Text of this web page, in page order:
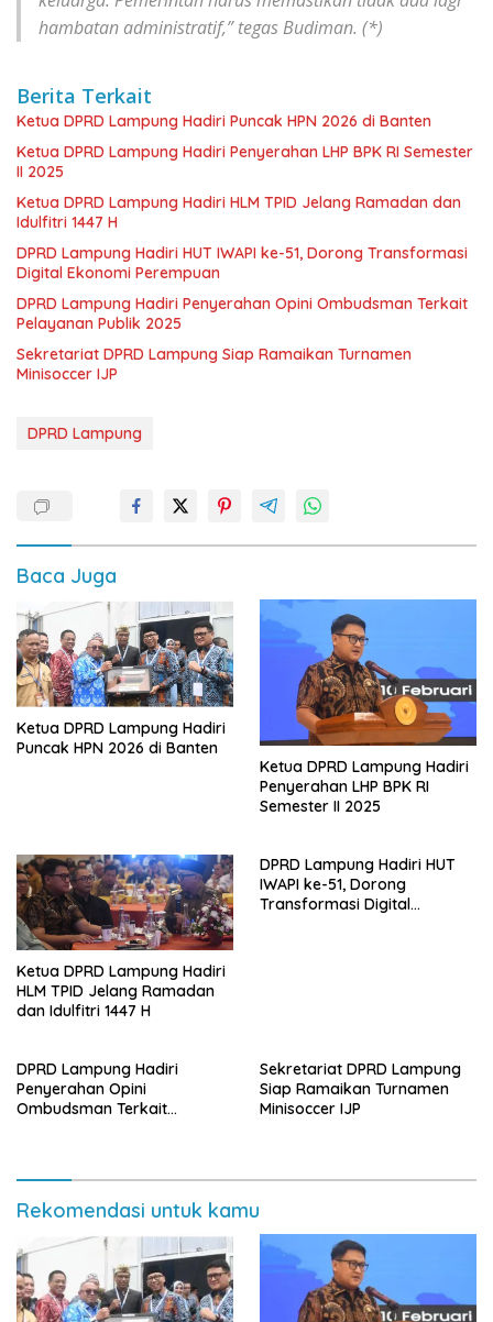
hambatan administratif,” tegas Budiman. (*)
Berita Terkait
Ketua DPRD Lampung Hadiri Puncak HPN 2026 di Banten
Ketua DPRD Lampung Hadiri Penyerahan LHP BPK RI Semester
II 2025
Ketua DPRD Lampung Hadiri HLM TPID Jelang Ramadan dan
Idulfitri 1447 H
DPRD Lampung Hadiri HUT IWAPI ke-51, Dorong Transformasi
Digital Ekonomi Perempuan
DPRD Lampung Hadiri Penyerahan Opini Ombudsman Terkait
Pelayanan Publik 2025
Sekretariat DPRD Lampung Siap Ramaikan Turnamen
Minisoccer IJP
DPRD Lampung
Baca Juga
Ketua DPRD Lampung Hadiri
Puncak HPN 2026 di Banten
Ketua DPRD Lampung Hadiri
Penyerahan LHP BPK RI
Semester II 2025
Ketua DPRD Lampung Hadiri
HLM TPID Jelang Ramadan
dan Idulfitri 1447 H
DPRD Lampung Hadiri HUT
IWAPI ke-51, Dorong
Transformasi Digital
DPRD Lampung Hadiri
Penyerahan Opini
Ombudsman Terkait
Sekretariat DPRD Lampung
Siap Ramaikan Turnamen
Minisoccer IJP
Rekomendasi untuk kamu